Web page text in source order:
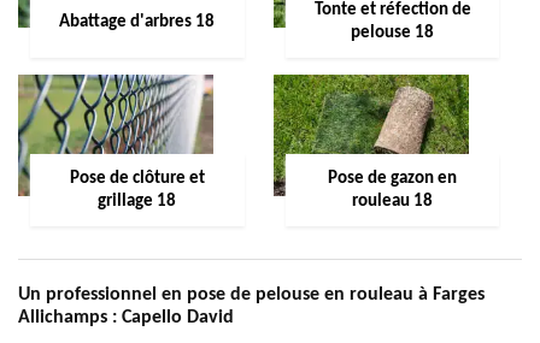
Abattage d'arbres 18
Tonte et réfection de
pelouse 18
Pose de clôture et
grillage 18
Pose de gazon en
rouleau 18
Un professionnel en pose de pelouse en rouleau à Farges
Allichamps : Capello David